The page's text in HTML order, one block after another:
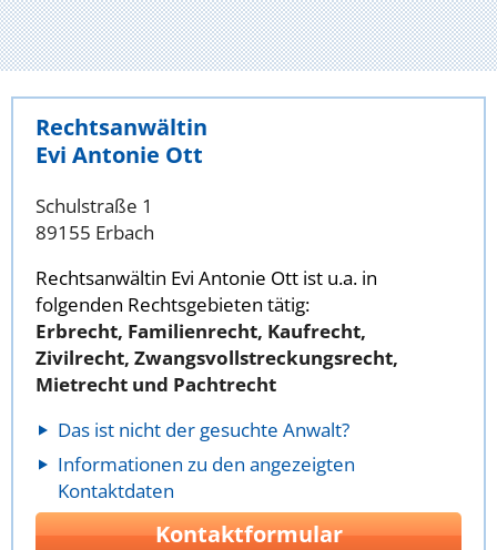
Rechtsanwältin
Evi Antonie Ott
Schulstraße 1
89155 Erbach
Rechtsanwältin Evi Antonie Ott ist u.a. in
folgenden Rechtsgebieten tätig:
Erbrecht, Familienrecht, Kaufrecht,
Zivilrecht, Zwangsvollstreckungsrecht,
Mietrecht und Pachtrecht
Das ist nicht der gesuchte Anwalt?
Informationen zu den angezeigten
Kontaktdaten
Kontaktformular